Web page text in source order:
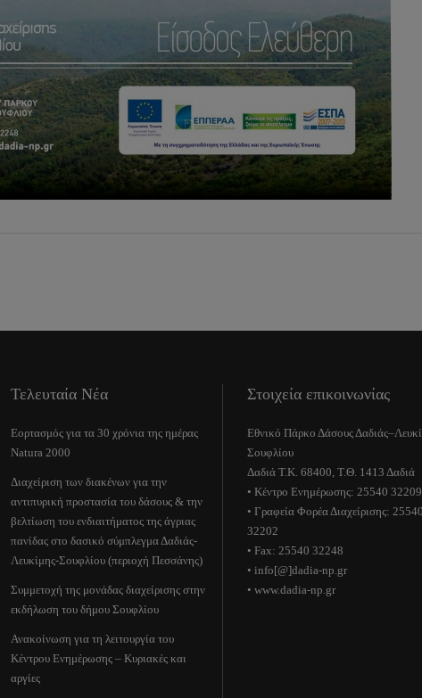
Τελευταία Νέα
Εορτασμός για τα 30 χρόνια της ημέρας
Natura 2000
Διαχείριση των διακένων για την
αντιπυρική προστασία του δάσους & την
βελτίωση του ενδιαιτήματος της άγριας
πανίδας στο δασικό σύμπλεγμα Δαδιάς-
Λευκίμης-Σουφλίου (περιοχή Πεσσάνης)
Συμμετοχή της μονάδας διαχείρισης στην
εκδήλωση του δήμου Σουφλίου
Ανακοίνωση για τη λειτουργία του
Κέντρου Ενημέρωσης – Κυριακές και
αργίες
Στοιχεία επικοινωνίας
Εθνικό Πάρκο Δάσους
Σουφλίου
Δαδιά Τ.Κ. 68400, Τ.Θ. 1413 Δαδιά
• Κέντρο Ενημέρωσης: 25540 32209
• Γραφεία Φορέα Διαχείρισης: 25540
32202
• Fax: 25540 32248
• info[@]dadia-np.gr
• www.dadia-np.gr